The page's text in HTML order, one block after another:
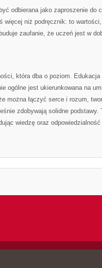
odbierana jako zaproszenie do
więcej niż podręcznik: to
zaufanie, że uczeń jest w
która dba o poziom.
ogólne jest ukierunkowana na
można łączyć serce i rozum,
zdobywają solidne podstawy.
wiedzę oraz